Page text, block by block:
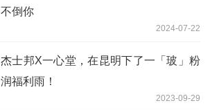
不倒你
2024-07-22
杰士邦X一心堂，在昆明下了一「玻」粉
润福利雨！
2023-09-29